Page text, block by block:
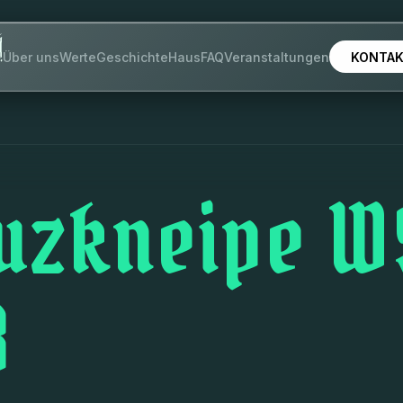
Über unsWerteGeschichteHausFAQVeranstaltungen